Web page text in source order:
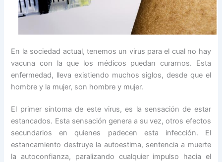
En la sociedad actual, tenemos un virus para el cual no hay
vacuna con la que los médicos puedan curarnos. Esta
enfermedad, lleva existiendo muchos siglos, desde que el
hombre y la mujer, son hombre y mujer.
El primer síntoma de este virus, es la sensación de estar
estancados. Esta sensación genera a su vez, otros efectos
secundarios en quienes padecen esta infección. El
estancamiento destruye la autoestima, sentencia a muerte
la autoconfianza, paralizando cualquier impulso hacia el